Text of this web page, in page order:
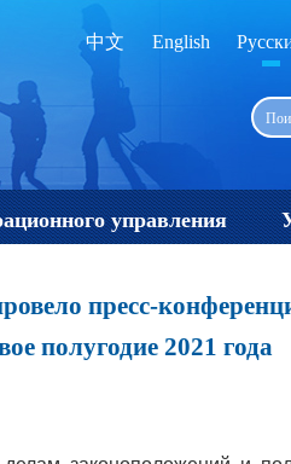
中文 English
управления
пресс-
полугодие 2021 года